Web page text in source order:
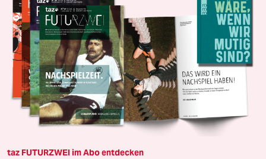
taz FUTURZWEI im Abo entdecken